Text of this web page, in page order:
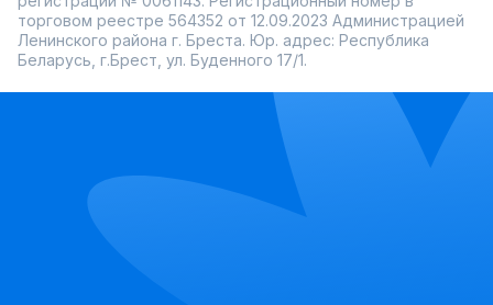
торговом реестре 564352 от 12.09.2023 Администрацией
Ленинского района г. Бреста. Юр. адрес: Республика
Беларусь, г.Брест, ул. Буденного 17/1.